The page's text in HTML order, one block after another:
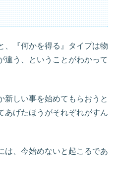
、『何かを得る』タイプは物
違う、ということがわかって
新しい事を始めてもらおうと
あげたほうがそれぞれがすん
は、今始めないと起こるであ